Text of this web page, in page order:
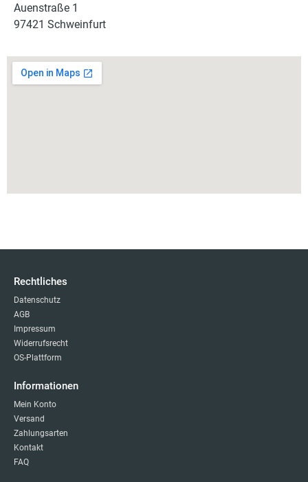
Auenstraße 1
97421 Schweinfurt
Rechtliches
Datenschutz
AGB
Impressum
Widerrufsrecht
OS-Plattform
Informationen
Mein Konto
Versand
Zahlungsarten
Kontakt
FAQ